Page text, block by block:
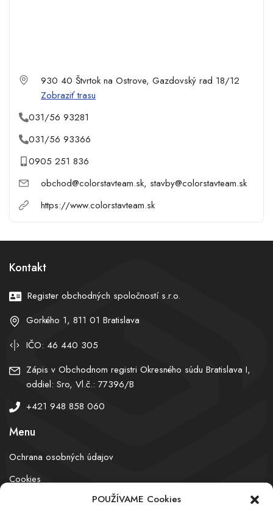
POUŽÍVAME Cookies
930 40 Štvrtok na Ostrove, Gazdovský rad 18/12
Zobraziť trasu
031/56 93281
031/56 93366
0905 251 836
obchod@colorstavteam.sk, stavby@colorstavteam.sk
https://www.colorstavteam.sk
Kontakt
Register obchodných spoločností s.r.o.
Gorkého 1, 811 01 Bratislava
IČO: 46 440 305
Zápis v Obchodnom registri Okresného súdu Bratislava I,
oddiel: Sro, Vl.č.: 77396/B
+421 948 858 060
Menu
Ochrana osobných údajov
Cookies